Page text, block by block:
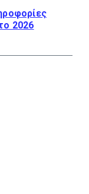
2026